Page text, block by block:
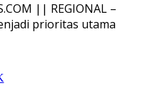
|| REGIONAL –
prioritas utama